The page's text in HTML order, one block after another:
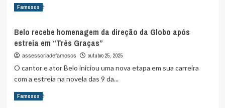
e
nas
finais
de
ATP
500
e
Read MoreRead
Luan
Santana
grava
“Registro
Histórico”
celebra
Famosos
Belo recebe homenagem da direção da Globo após
estreia em “Três Graças”
assessoriadefamosos outubro 25, 2025
O cantor e ator Belo iniciou uma nova etapa em sua carreira
com a estreia na novela das 9 da...
Read MoreRead
Famosos